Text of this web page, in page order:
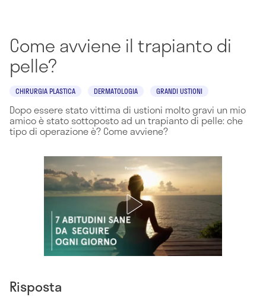
Come avviene il trapianto di
pelle?
CHIRURGIA PLASTICA DERMATOLOGIA GRANDI USTIONI
Dopo essere stato vittima di ustioni molto gravi un mio
amico è stato sottoposto ad un trapianto di pelle: che
tipo di operazione è? Come avviene?
Risposta